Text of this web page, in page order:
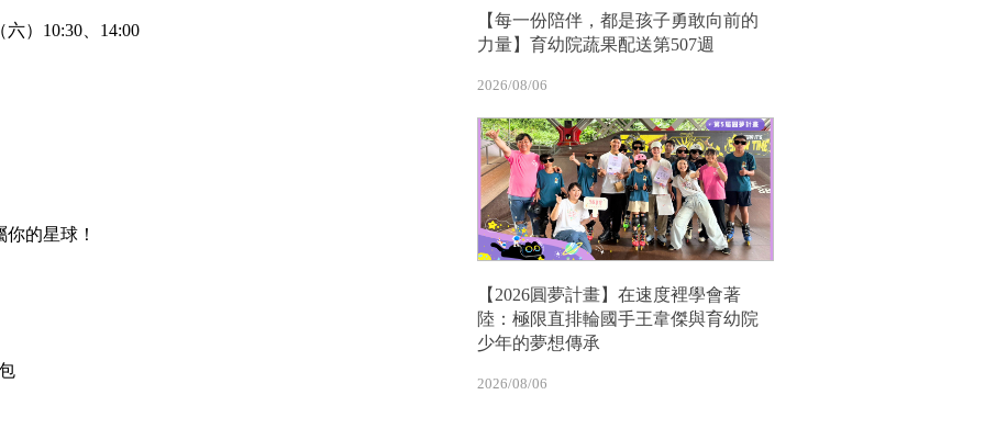
六）10:30、14:00
的星球！
【每一份陪伴，都是孩子勇敢向前的
力量】育幼院蔬果配送第507週
2026/08/06
【2026圓夢計畫】在速度裡學會著
陸：極限直排輪國手王韋傑與育幼院
少年的夢想傳承
2026/08/06